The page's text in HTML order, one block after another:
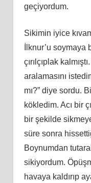
geçiyordum.
Sikimin iyice
İlknur’u soymaya
çırılçıplak
aralamasını
mı?” diye sordu.
kökledim. Acı bir
bir şekilde
süre sonra
Boynumdan
sikiyordum.
havaya kaldırıp